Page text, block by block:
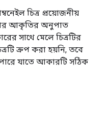
চিত্র প্রয়োজনীয়
তার আকৃতির অনুপাত
সাথে মেলে চিত্রটির
ক্রপ করা হয়নি, তবে
যাতে আকারটি সঠিক